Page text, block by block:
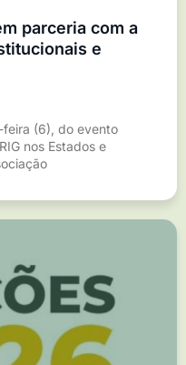
parceria com a
e
(6), do evento
nos Estados e